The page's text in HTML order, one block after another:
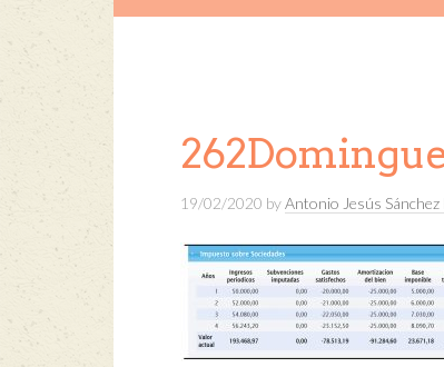
19/02/2020 byAntonio Jesús Sánchez